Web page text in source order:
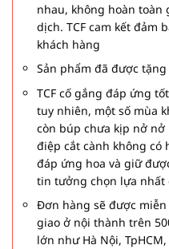
nhau, không hoàn toàn
dịch. TCF cam kết đảm
khách hàng
Sản phẩm đã được
TCF cố gắng đáp ứng
tuy nhiên, một số mùa
còn búp chưa kịp nở nở
điệp cắt cành không có
đáp ứng hoa và giữ
tin tưởng chọn lựa nhất
Đơn hàng sẽ được
giao ở nội thành trên
lớn như Hà Nội,